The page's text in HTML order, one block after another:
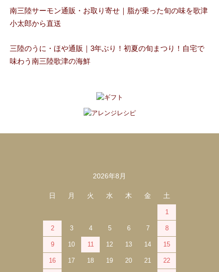
南三陸サーモン通販・お取り寄せ｜脂が乗った旬の味を歌津
小太郎から直送
三陸のうに・ほや通販｜3年ぶり！初夏の旬まつり！自宅で
味わう南三陸歌津の海鮮
2026年8月
日 月 火 水 木 金 土
1
2 3 4 5 6 7 8
9 10 11 12 13 14 15
16 17 18 19 20 21 22